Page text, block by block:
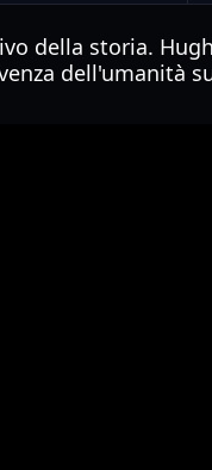
della storia.
dell'umanità